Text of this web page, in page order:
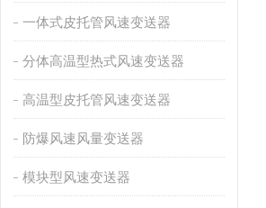
一体式皮托管风速变送器
分体高温型热式风速变送器
高温型皮托管风速变送器
防爆风速风量变送器
模块型风速变送器